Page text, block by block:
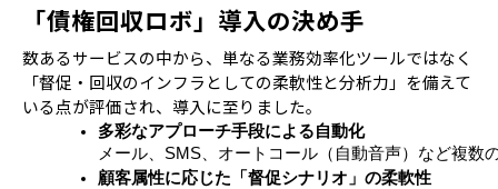
「債権回収ロボ」導入の決め手
数あるサービスの中から、単なる業務効率化ツールではなく
「督促・回収のインフラとしての柔軟性と分析力」を備えて
いる点が評価され、導入に至りました。
多彩なアプローチ手段による自動化
メール、SMS、オートコール（自動音声）など複
顧客属性に応じた「督促シナリオ」の柔軟性